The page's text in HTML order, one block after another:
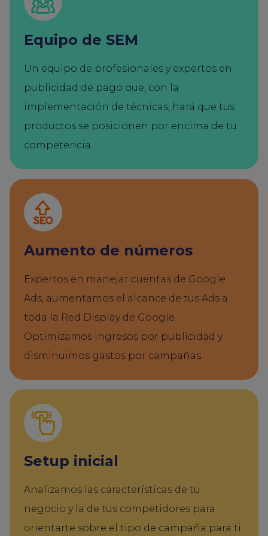
Equipo de SEM
Un equipo de profesionales y expertos en
publicidad de pago que, con la
implementación de técnicas, hará que tus
productos se posicionen por encima de tu
competencia.
Aumento de números
Expertos en manejar cuentas de Google
Ads, aumentamos el alcance de tus Ads a
toda la Red Display de Google.
Optimizamos ingresos por publicidad y
disminuimos gastos por campañas.
Setup inicial
Analizamos las características de tu
negocio y la de tus competidores para
orientarte sobre el tipo de campaña para ti